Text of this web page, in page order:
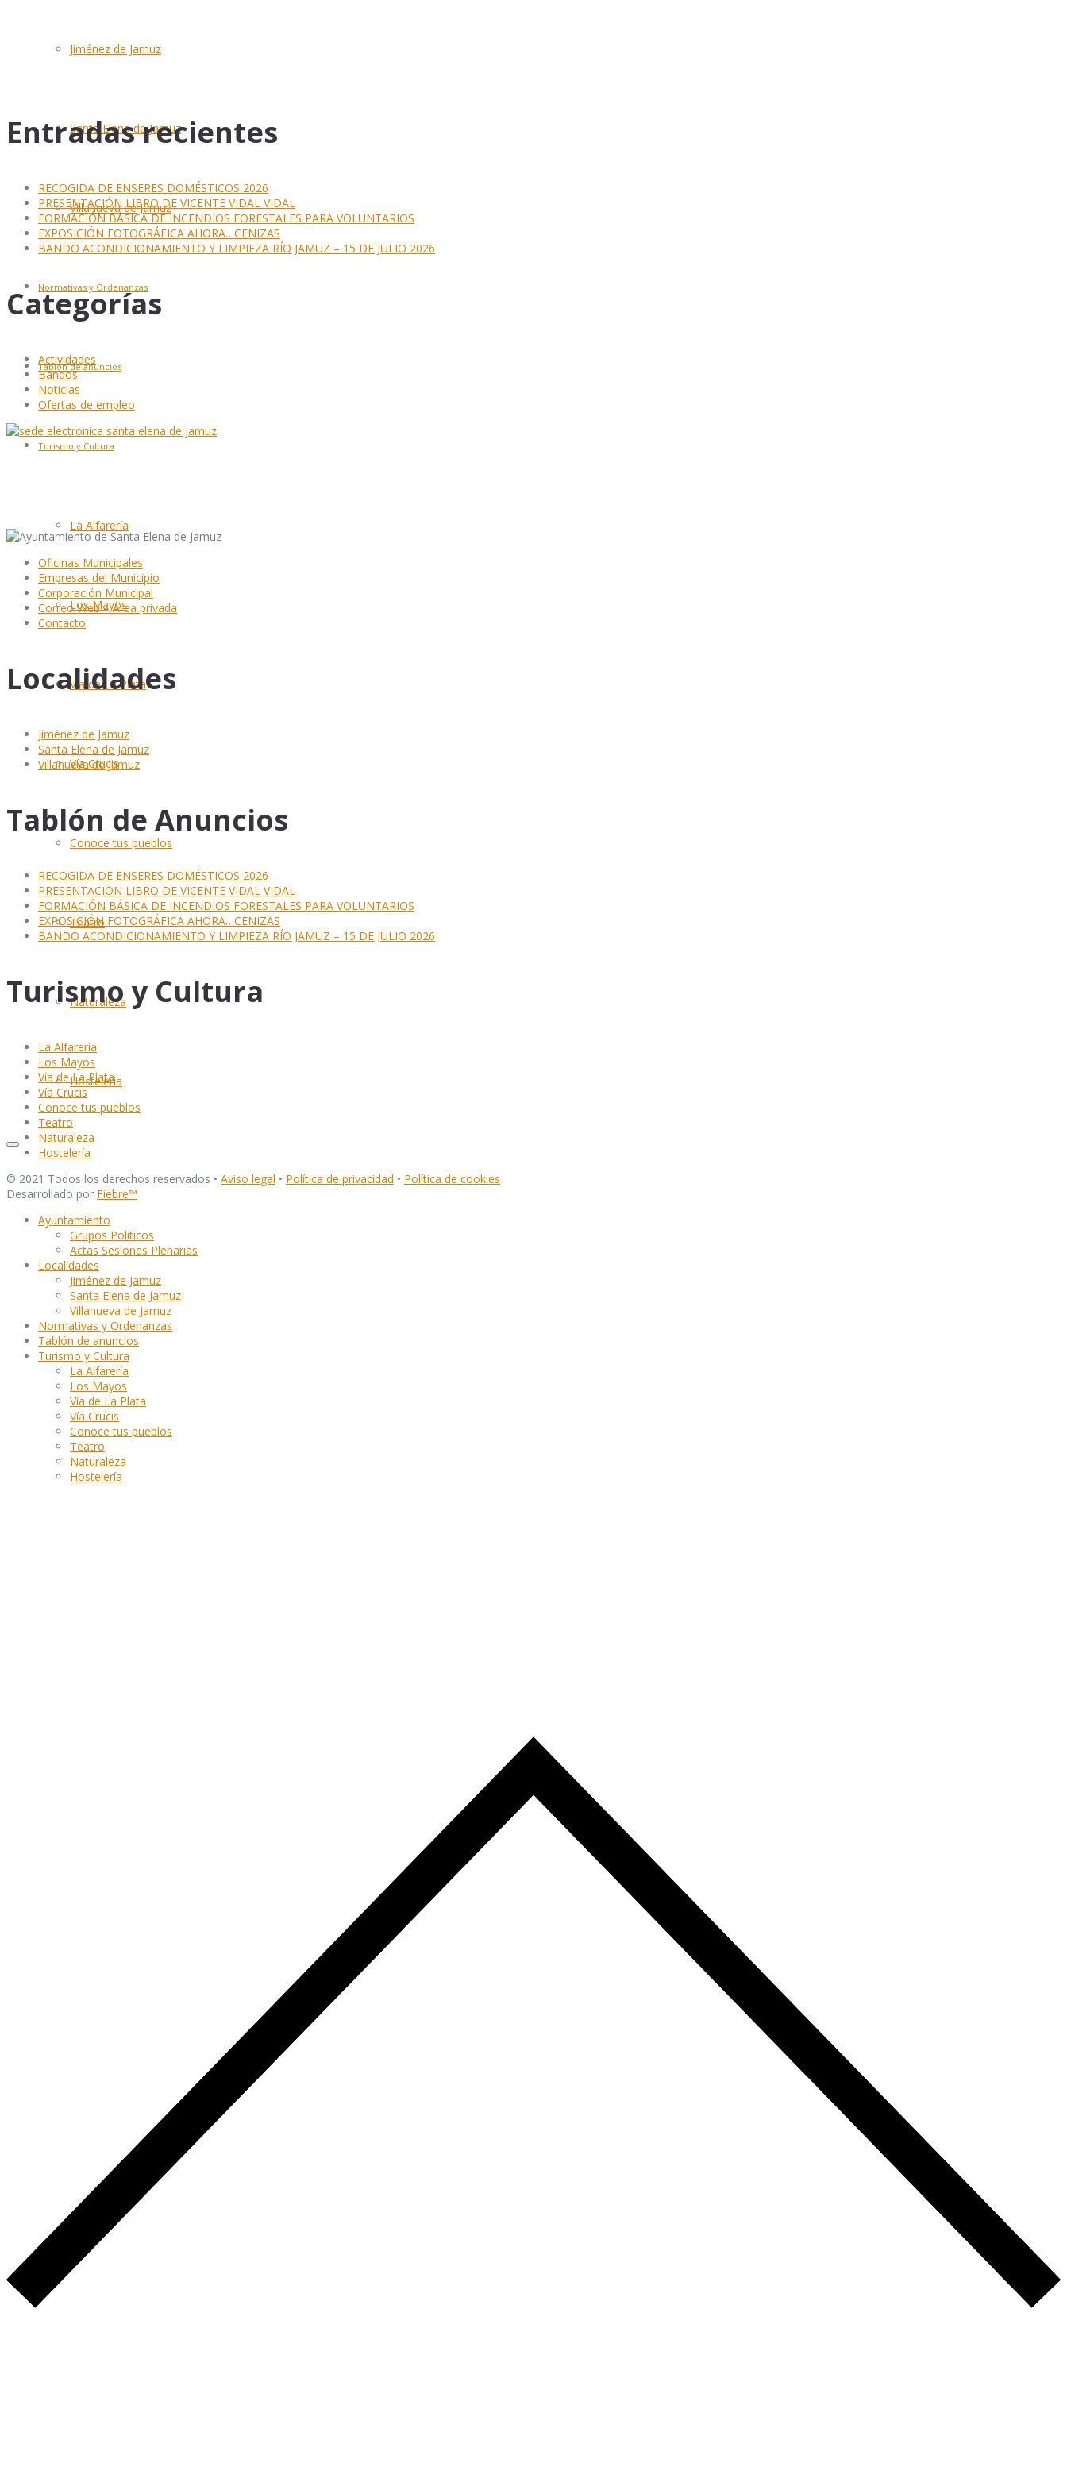
Jiménez de Jamuz
Santa Elena de Jamuz
Villanueva de Jamuz
Normativas y Ordenanzas
Tablón de anuncios
Turismo y Cultura
La Alfarería
Los Mayos
Vía de La Plata
Vía Crucis
Conoce tus pueblos
Teatro
Naturaleza
Hostelería
Entradas recientes
RECOGIDA DE ENSERES DOMÉSTICOS 2026
PRESENTACIÓN LIBRO DE VICENTE VIDAL VIDAL
FORMACIÓN BÁSICA DE INCENDIOS FORESTALES PARA VOLUNTARIOS
EXPOSICIÓN FOTOGRÁFICA AHORA…CENIZAS
BANDO ACONDICIONAMIENTO Y LIMPIEZA RÍO JAMUZ – 15 DE JULIO 2026
Categorías
Actividades
Bandos
Noticias
Ofertas de empleo
Oficinas Municipales
Empresas del Municipio
Corporación Municipal
Correo Web – Área privada
Contacto
Localidades
Jiménez de Jamuz
Santa Elena de Jamuz
Villanueva de Jamuz
Tablón de Anuncios
RECOGIDA DE ENSERES DOMÉSTICOS 2026
PRESENTACIÓN LIBRO DE VICENTE VIDAL VIDAL
FORMACIÓN BÁSICA DE INCENDIOS FORESTALES PARA VOLUNTARIOS
EXPOSICIÓN FOTOGRÁFICA AHORA…CENIZAS
BANDO ACONDICIONAMIENTO Y LIMPIEZA RÍO JAMUZ – 15 DE JULIO 2026
Turismo y Cultura
La Alfarería
Los Mayos
Vía de La Plata
Vía Crucis
Conoce tus pueblos
Teatro
Naturaleza
Hostelería
© 2021 Todos los derechos reservados • Aviso legal • Política de privacidad • Política de cookies
Desarrollado por Fiebre™
Ayuntamiento
Grupos Políticos
Actas Sesiones Plenarias
Localidades
Jiménez de Jamuz
Santa Elena de Jamuz
Villanueva de Jamuz
Normativas y Ordenanzas
Tablón de anuncios
Turismo y Cultura
La Alfarería
Los Mayos
Vía de La Plata
Vía Crucis
Conoce tus pueblos
Teatro
Naturaleza
Hostelería